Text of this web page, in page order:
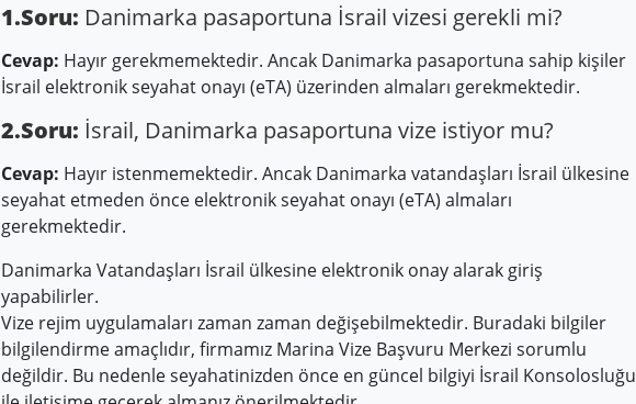
1.Soru: Danimarka pasaportuna İsrail vizesi gerekli mi?
Cevap: Hayır gerekmemektedir. Ancak Danimarka pasaportuna sahip kişiler
İsrail elektronik seyahat onayı (eTA) üzerinden almaları gerekmektedir.
2.Soru: İsrail, Danimarka pasaportuna vize istiyor mu?
Cevap: Hayır istenmemektedir. Ancak Danimarka vatandaşları İsrail ülkesine
seyahat etmeden önce elektronik seyahat onayı (eTA) almaları
gerekmektedir.
Danimarka Vatandaşları İsrail ülkesine elektronik onay alarak giriş
yapabilirler.
Vize rejim uygulamaları zaman zaman değişebilmektedir. Buradaki bilgiler
bilgilendirme amaçlıdır, firmamız Marina Vize Başvuru Merkezi sorumlu
değildir. Bu nedenle seyahatinizden önce en güncel bilgiyi İsrail Konsolosluğu